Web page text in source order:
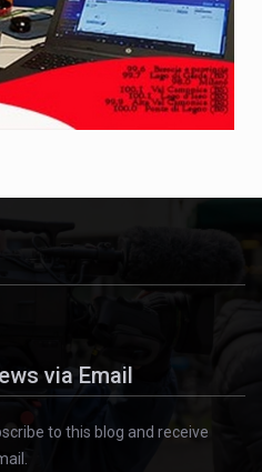
via Email
to this blog and receive